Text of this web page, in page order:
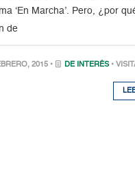
‘En Marcha’. Pero, ¿por
de
2015 • DE INTERÉS •